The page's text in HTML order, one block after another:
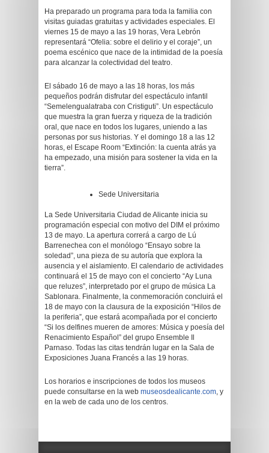
Ha preparado un programa para toda la familia con
visitas guiadas gratuitas y actividades especiales. El
viernes 15 de mayo a las 19 horas, Vera Lebrón
representará “Ofelia: sobre el delirio y el coraje”, un
poema escénico que nace de la intimidad de la poesía
para alcanzar la colectividad del teatro.
El sábado 16 de mayo a las 18 horas, los más
pequeños podrán disfrutar del espectáculo infantil
“Semelengualatraba con Cristiguti”. Un espectáculo
que muestra la gran fuerza y riqueza de la tradición
oral, que nace en todos los lugares, uniendo a las
personas por sus historias. Y el domingo 18 a las 12
horas, el Escape Room “Extinción: la cuenta atrás ya
ha empezado, una misión para sostener la vida en la
tierra”.
Sede Universitaria
La Sede Universitaria Ciudad de Alicante inicia su
programación especial con motivo del DIM el próximo
13 de mayo. La apertura correrá a cargo de Lú
Barrenechea con el monólogo “Ensayo sobre la
soledad”, una pieza de su autoría que explora la
ausencia y el aislamiento. El calendario de actividades
continuará el 15 de mayo con el concierto “Ay Luna
que reluzes”, interpretado por el grupo de música La
Sablonara. Finalmente, la conmemoración concluirá el
18 de mayo con la clausura de la exposición “Hilos de
la periferia”, que estará acompañada por el concierto
“Si los delfines mueren de amores: Música y poesía del
Renacimiento Español” del grupo Ensemble Il
Parnaso. Todas las citas tendrán lugar en la Sala de
Exposiciones Juana Francés a las 19 horas.
Los horarios e inscripciones de todos los museos
puede consultarse en la web museosdealicante.com, y
en la web de cada uno de los centros.